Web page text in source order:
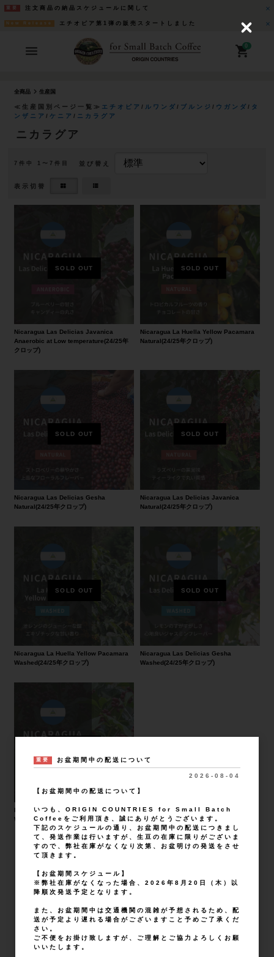
注文商品の納品スケジュールに関して
New Release エチオピア第1弾の販売スタートしました
0
全商品 生産国
≪生産国別ページ一覧≫ エチオピア/ ルワンダ/ ブルンジ/ ウガンダ/ タ
ンザニア/ケニア/ ニカラグア
ニカラグア
7 件中 1〜7件目 並び替え
表示切替
Nicaragua Las Delicias Javanica
Anaerobic at Low temperature(24/25年
クロップ)
Nicaragua La Huella Yellow Pacamara
Natural(24/25年クロップ)
Nicaragua Las Delicias Gesha
Natural(24/25年クロップ)
Nicaragua Las Delicias Javanica
Natural(24/25年クロップ)
Nicaragua La Huella Yellow Pacamara
Washed(24/25年クロップ)
Nicaragua Las Delicias Gesha
Washed(24/25年クロップ)
Nicaragua Las Delicias Javanica
Washed(24/25年クロップ)
7 件中 1〜7件目
おすすめ商品
重要 お盆期間中の配送について
2026-08-04
【お盆期間中の配送について】
いつも、ORIGIN COUNTRIES for Small Batch
Coffeeをご利用頂き、誠にありがとうございます。
下記のスケジュールの通り、お盆期間中の配送につきまし
て、発送作業は行いますが、生豆の在庫に限りがございま
すので、弊社在庫がなくなり次第、お盆明けの発送をさせ
て頂きます。
【お盆期間スケジュール】
※弊社在庫がなくなった場合、2026年8月20日（木）以
降順次発送予定となります。
また、お盆期間中は交通機関の混雑が予想されるため、配
送が予定より遅れる場合がございますこと予めご了承くだ
さい。
ご不便をお掛け致しますが、ご理解とご協力よろしくお願
いいたします。
C
o
s
e